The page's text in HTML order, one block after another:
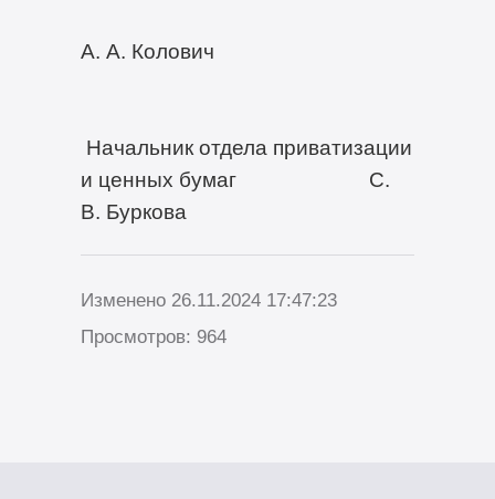
А. А. Колович
Начальник отдела приватизации
и ценных бумаг С.
В. Буркова
Изменено 26.11.2024 17:47:23
Просмотров: 964